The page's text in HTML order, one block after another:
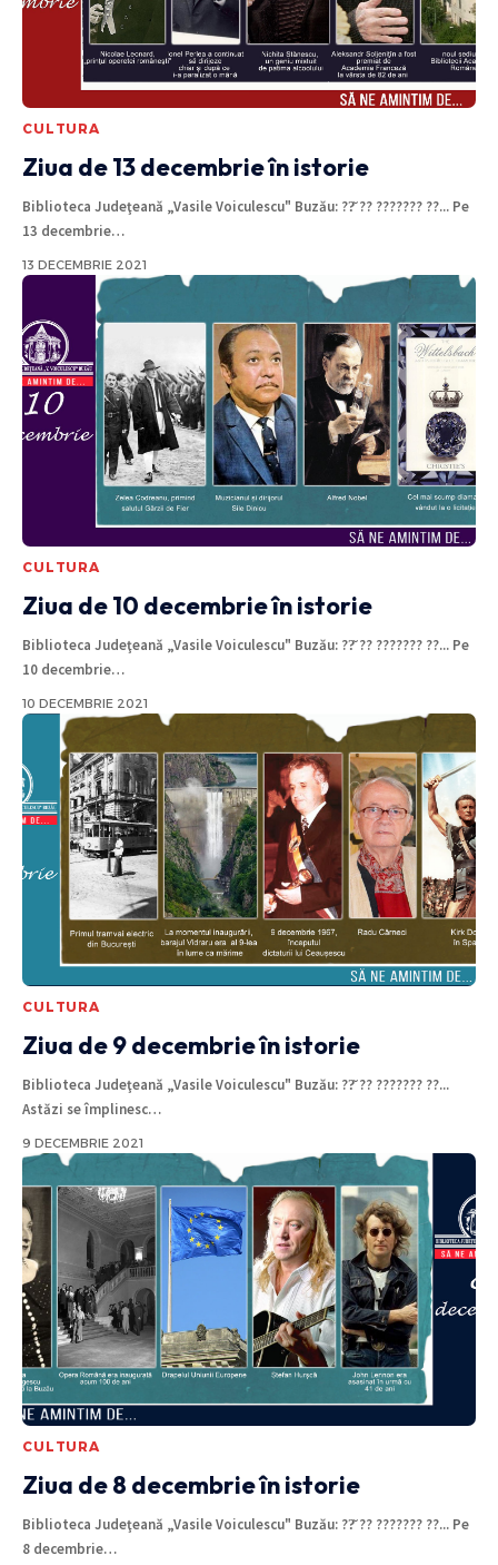
CULTURA
Ziua de 13 decembrie în istorie
Biblioteca Judeţeană „Vasile Voiculescu" Buzău: ??̆ ?? ??????? ??... Pe
13 decembrie…
13 DECEMBRIE 2021
CULTURA
Ziua de 10 decembrie în istorie
Biblioteca Judeţeană „Vasile Voiculescu" Buzău: ??̆ ?? ??????? ??... Pe
10 decembrie…
10 DECEMBRIE 2021
CULTURA
Ziua de 9 decembrie în istorie
Biblioteca Judeţeană „Vasile Voiculescu" Buzău: ??̆ ?? ??????? ??...
Astăzi se împlinesc…
9 DECEMBRIE 2021
CULTURA
Ziua de 8 decembrie în istorie
Biblioteca Judeţeană „Vasile Voiculescu" Buzău: ??̆ ?? ??????? ??... Pe
8 decembrie…